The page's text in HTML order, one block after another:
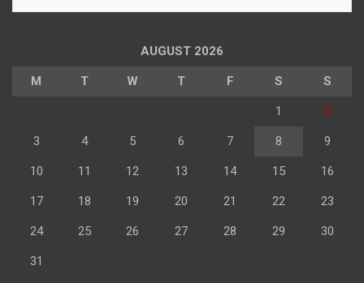
AUGUST 2026
M T W T F S S
1 2
3 4 5 6 7 8 9
10 11 12 13 14 15 16
17 18 19 20 21 22 23
24 25 26 27 28 29 30
31